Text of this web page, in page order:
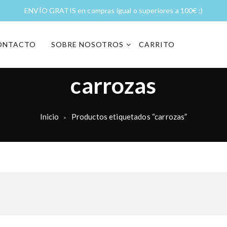
ENVÍO GRATIS en compras igual o superiores a 100€ ;)
SOBRE NOSOTROS CARRITO
carrozas
Inicio > Productos etiquetados “carrozas”